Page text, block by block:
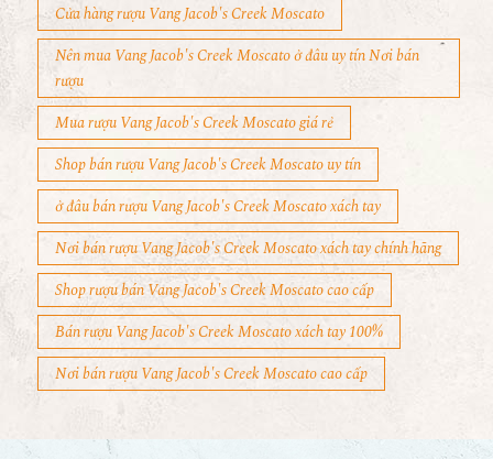
Cửa hàng rượu Vang Jacob's Creek Moscato
Nên mua Vang Jacob's Creek Moscato ở đâu uy tín Nơi bán
rượu
Mua rượu Vang Jacob's Creek Moscato giá rẻ
Shop bán rượu Vang Jacob's Creek Moscato uy tín
ở đâu bán rượu Vang Jacob's Creek Moscato xách tay
Nơi bán rượu Vang Jacob's Creek Moscato xách tay chính hãng
Shop rượu bán Vang Jacob's Creek Moscato cao cấp
Bán rượu Vang Jacob's Creek Moscato xách tay 100%
Nơi bán rượu Vang Jacob's Creek Moscato cao cấp